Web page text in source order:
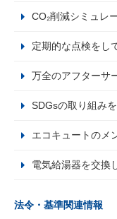
CO₂削減シミュレ
定期的な点検をし
万全のアフターサ
SDGsの取り組み
エコキュートのメ
電気給湯器を交換
法令・基準関連情報